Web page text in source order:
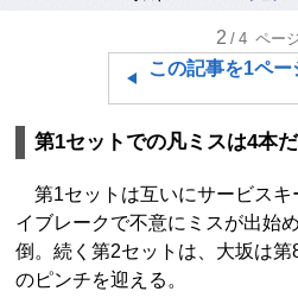
2 /4 ペー
この記事を1ペ
第1セットでの凡ミスは4本
第1セットは互いにサービスキ
イブレークで不意にミスが出始
倒。続く第2セットは、大坂は
のピンチを迎える。